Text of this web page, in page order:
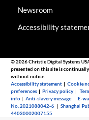
Newsroom
Accessibility
© 2026 Christie Digital Systems
presented on this site is
without notice.
Accessibility statement |Cookie
preferences |Privacy policy |
info |Anti-slavery message |E-
No. 2021088042-6 |Shanghai
44030002007155